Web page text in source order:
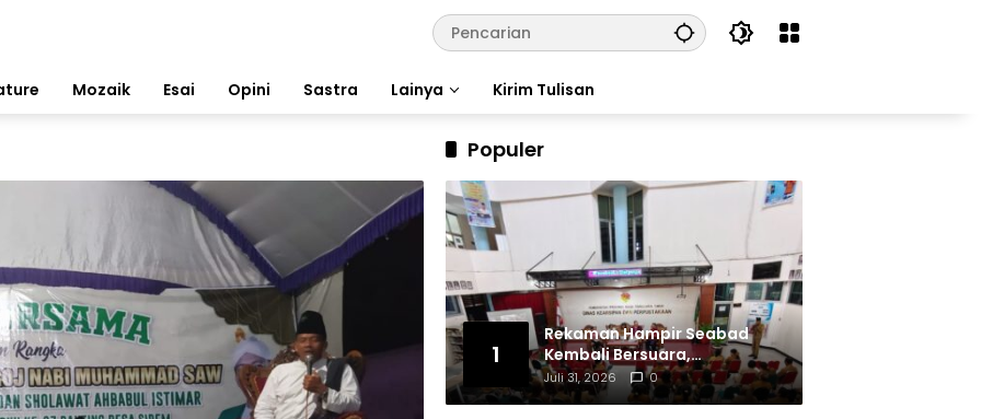
Mozaik Esai Opini Sastra Lainya Kirim Tulisan
Populer
1
Rekaman Hampir Seabad
Kembali Bersuara,
Masyarakat Flores Hidupkan
Lagi Ingatan Leluhur
Juli 31, 2026 0